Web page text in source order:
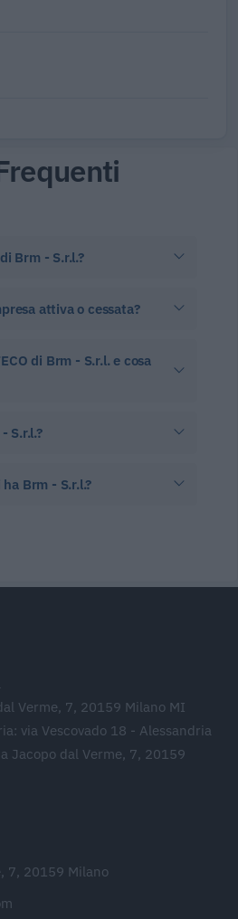
Brm - S.r.l.?
attiva o cessata?
di Brm - S.r.l. e cosa
S.r.l.?
Brm - S.r.l.?
Verme, 7, 20159 Milano MI
via Vescovado 18 - Alessandria
Jacopo dal Verme, 7, 20159
7, 20159 Milano